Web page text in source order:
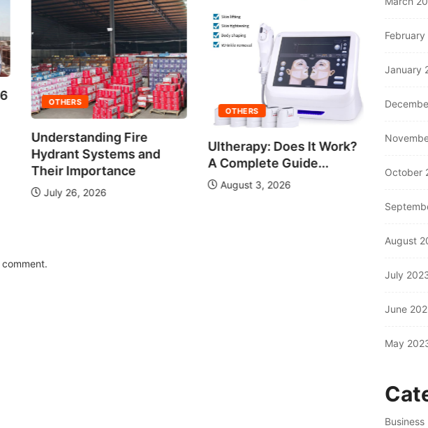
OTHERS
Understanding Fire
Hydrant Systems and
Their Importance
July 26, 2026
OTHERS
Ultherapy: Does It Work?
A Complete Guide...
August 3, 2026
With
July
January
October
August
July
June
May
Business